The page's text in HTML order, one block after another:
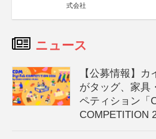
式会社
ニュース
【公募情報】
がタッグ、家具
ペティション「
COMPETITION